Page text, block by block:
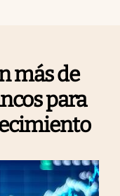
más de
para